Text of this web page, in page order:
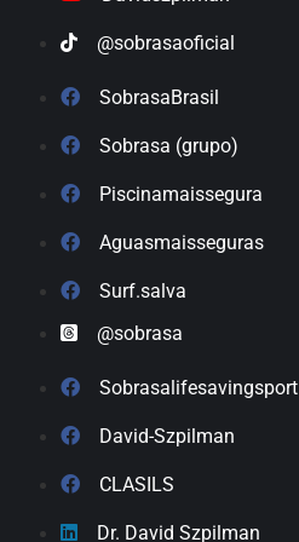
@sobrasaoficial
SobrasaBrasil
Sobrasa (grupo)
Piscinamaissegura
Aguasmaisseguras
Surf.salva
@sobrasa
Sobrasalifesavingsport
David-Szpilman
CLASILS
Dr. David Szpilman